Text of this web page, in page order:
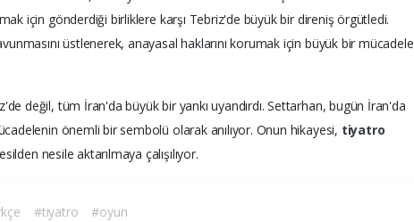
için gönderdiği birliklere karşı Tebriz'de büyük bir direniş örgütledi.
üstlenerek, anayasal haklarını korumak için büyük bir mücadele
değil, tüm İran'da büyük bir yankı uyandırdı. Settarhan, bugün İran'da
önemli bir sembolü olarak anılıyor. Onun hikayesi, tiyatro
nesile aktarılmaya çalışılıyor.
#tiyatro #oyun